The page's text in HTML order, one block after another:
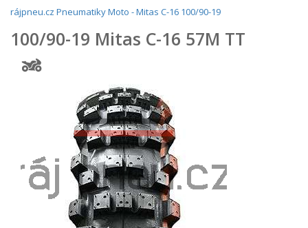
rájpneu.cz PneumatikyMoto -Mitas C-16 100/90-19
100/90-19 Mitas C-16 57M TT